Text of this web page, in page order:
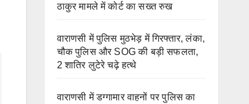
ठाकुर मामले में कोर्ट का सख्त रुख
वाराणसी में पुलिस मुठभेड़ में गिरफ्तार, लंका,
चौक पुलिस और SOG की बड़ी सफलता,
2 शातिर लुटेरे चढ़े हत्थे
वाराणसी में डग्गामार वाहनों पर पुलिस का